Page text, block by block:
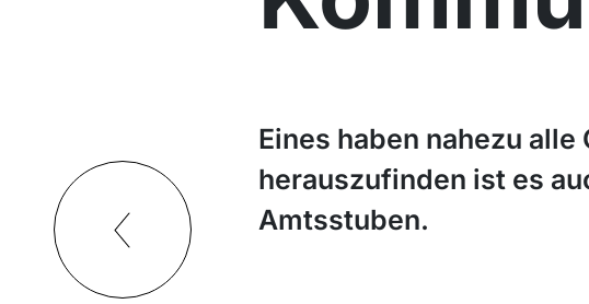
Eines haben nahezu
herauszufinden ist es
Amtsstuben.